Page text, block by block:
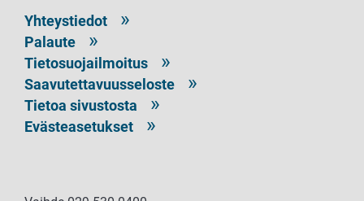
Yhteystiedot
Palaute
Tietosuojailmoitus
Saavutettavuusseloste
Tietoa sivustosta
Evästeasetukset